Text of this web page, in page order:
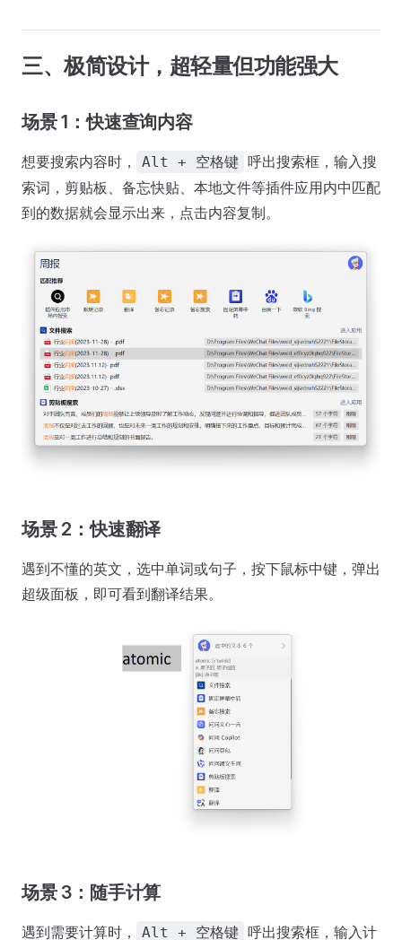
三、极简设计，超轻量但功能强大
场景 1：快速查询内容
想要搜索内容时， Alt + 空格键 呼出搜索框，输入搜
索词，剪贴板、备忘快贴、本地文件等插件应用内中匹配
到的数据就会显示出来，点击内容复制。
场景 2：快速翻译
遇到不懂的英文，选中单词或句子，按下鼠标中键，弹出
超级面板，即可看到翻译结果。
场景 3：随手计算
遇到需要计算时， Alt + 空格键 呼出搜索框，输入计